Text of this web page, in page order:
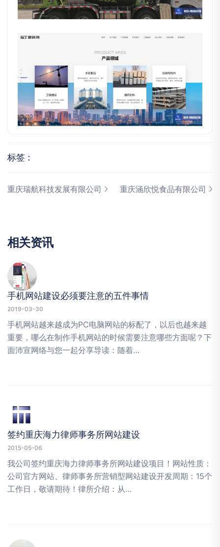
标签：
重庆瑞航科技发展有限公司 重庆涵欣悦食品有限公司
相关资讯
手机网站建设必须要注意的五件事情
2019-03-30
手机网站越来越成为PC电脑网站的标配了，以后也越来越
重要，哪么在制作手机网站的时候需要注意哪些方面呢？下
面沛宣网络与您一起分享导读：随着…
签约重庆海力律师事务所网站建设
2015-05-06
我公司签约重庆海力律师事务所网站建设项目！网站性质：
公司官方网站、律师事务所营销型网站建设开发周期：15个
工作日，敬请期待！律所介绍：从…